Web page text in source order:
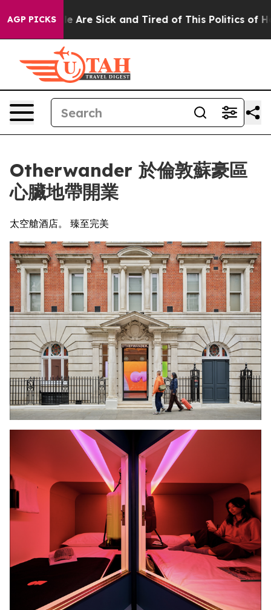
AGP PICKSAre Sick and Tired of This Politics of Hatred”
Otherwander 於倫敦蘇豪區
心臟地帶開業
太空艙酒店。 臻至完美